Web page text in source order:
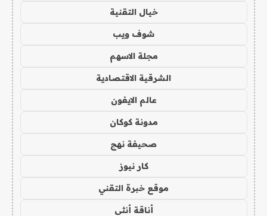
خيال التقنية
شوف ويب
مجلة الاسهم
الشرقية الاقتصادية
عالم الايفون
مدونة كوكان
صحيفة نهج
كار نيوز
موقع خبرة التقني
أناقة أنثى